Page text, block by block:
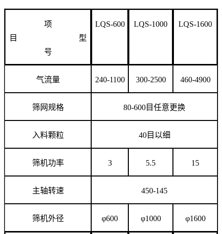
项
目 型
号
LQS-600 LQS-1000 LQS-1600
气流量 240-1100 300-2500 460-4900
筛网规格 80-600目任意更换
入料颗粒 40目以细
筛机功率 3 5.5 15
主轴转速 450-145
筛机外径 φ600 φ1000 φ1600